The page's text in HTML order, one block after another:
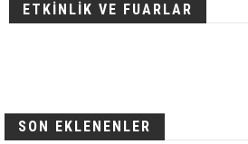
ETKİNLİK VE FUARLAR
SON EKLENENLER